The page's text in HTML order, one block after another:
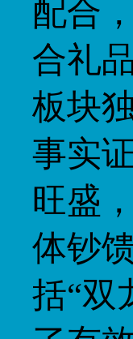
配合
合礼
板块
事实
旺盛
体钞
括“双